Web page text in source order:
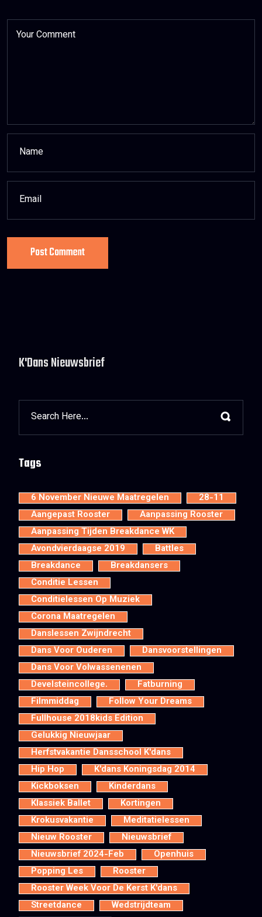
Post Comment
K'Dans Nieuwsbrief
Tags
6 November Nieuwe Maatregelen
28-11
Aangepast Rooster
Aanpassing Rooster
Aanpassing Tijden Breakdance WK
Avondvierdaagse 2019
Battles
Breakdance
Breakdansers
Conditie Lessen
Conditielessen Op Muziek
Corona Maatregelen
Danslessen Zwijndrecht
Dans Voor Ouderen
Dansvoorstellingen
Dans Voor Volwassenenen
Develsteincollege.
Fatburning
Filmmiddag
Follow Your Dreams
Fullhouse 2018kids Edition
Gelukkig Nieuwjaar
Herfstvakantie Dansschool K'dans
Hip Hop
K'dans Koningsdag 2014
Kickboksen
Kinderdans
Klassiek Ballet
Kortingen
Krokusvakantie
Meditatielessen
Nieuw Rooster
Nieuwsbrief
Nieuwsbrief 2024-Feb
Openhuis
Popping Les
Rooster
Rooster Week Voor De Kerst K'dans
Streetdance
Wedstrijdteam